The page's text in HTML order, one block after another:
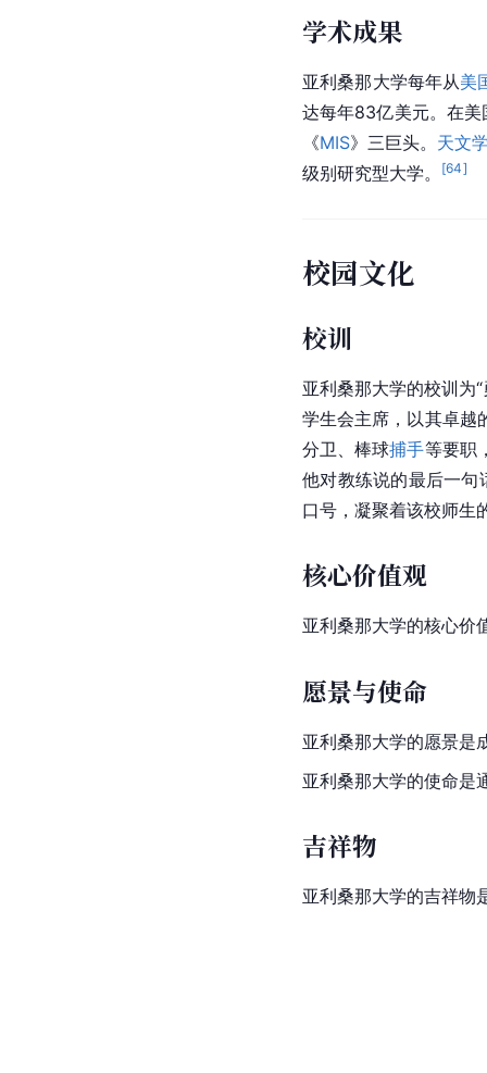
学术成果
亚利桑那大学每年从美
达每年83亿美元。在
《MIS》三巨头。 天文
级别研究型大学。
[64]
校园文化
校训
亚利桑那大学的校训为
学生会主席，以其卓越
分卫、棒球捕手等要职
他对教练说的最后一
口号，凝聚着该校师生
核心价值观
亚利桑那大学的核心价
愿景与使命
亚利桑那大学的愿景是
亚利桑那大学的使命是
吉祥物
亚利桑那大学的吉祥物